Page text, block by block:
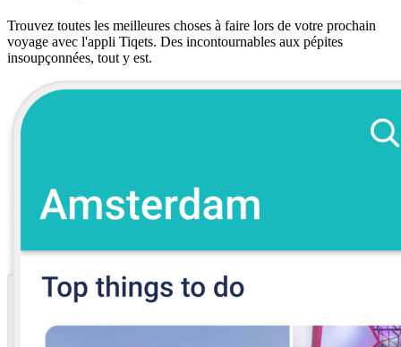
Trouvez toutes les meilleures choses à faire lors de votre prochain
voyage avec l'appli Tiqets. Des incontournables aux pépites
insoupçonnées, tout y est.